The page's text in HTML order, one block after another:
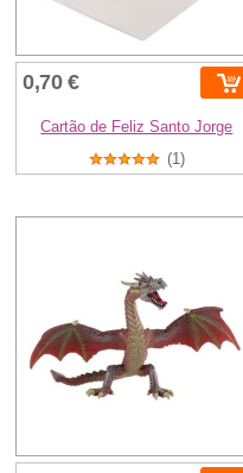
0,70 €
Cartão de Feliz Santo Jorge
(1)